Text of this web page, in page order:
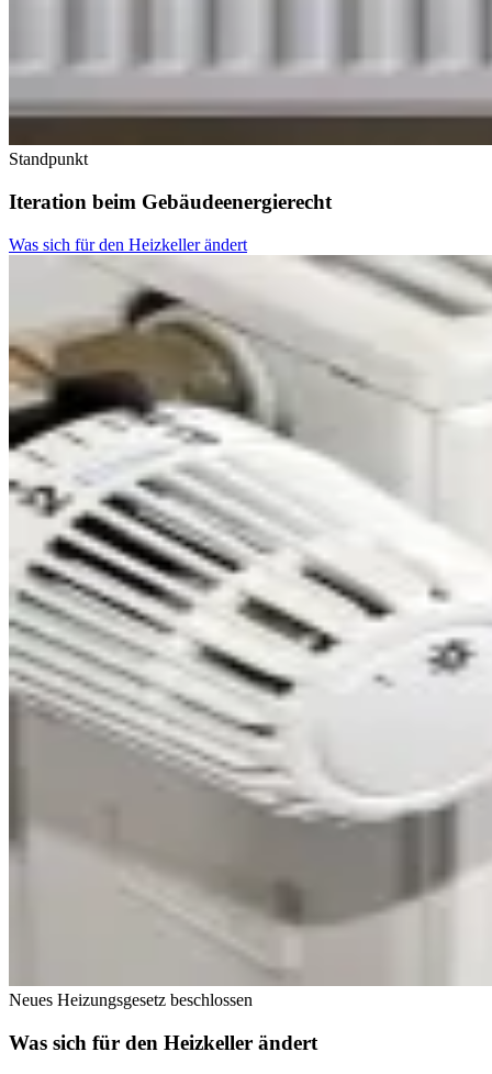
Standpunkt
Iteration beim Gebäudeenergierecht
Was sich für den Heizkeller ändert
Neues Heizungsgesetz beschlossen
Was sich für den Heizkeller ändert